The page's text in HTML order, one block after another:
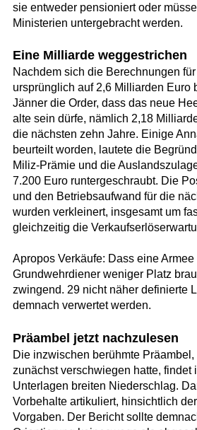
sie entweder pensioniert oder
Ministerien untergebracht werden.
Eine Milliarde weggestrichen
Nachdem sich die Berechnungen für
ursprünglich auf 2,6 Milliarden Euro
Jänner die Order, dass das neue
alte sein dürfe, nämlich 2,18
die nächsten zehn Jahre. Einige
beurteilt worden, lautete die
Miliz-Prämie und die
7.200 Euro runtergeschraubt. Die
und den Betriebsaufwand für die
wurden verkleinert, insgesamt um
gleichzeitig die
Apropos Verkäufe: Dass eine Armee
Grundwehrdiener weniger Platz
zwingend. 29 nicht näher definierte
demnach verwertet werden.
Präambel jetzt nachzulesen
Die inzwischen berühmte
zunächst verschwiegen hatte, findet
Unterlagen breiten Niederschlag.
Vorbehalte artikuliert, hinsichtlich
Vorgaben. Der Bericht sollte